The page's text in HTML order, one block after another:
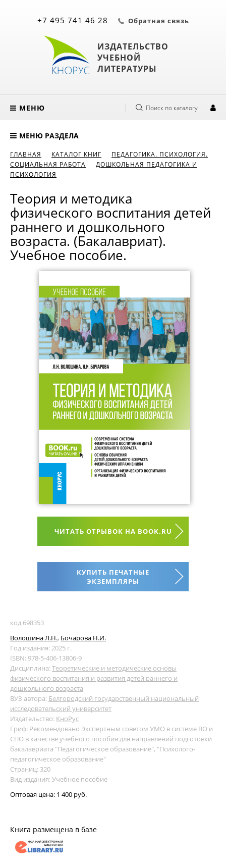
ИЗДАТЕЛЬСТВО
УЧЕБНОЙ
ЛИТЕРАТУРЫ
+7 495 741 46 28 Обратная связь
МЕНЮ Поиск по каталогу
МЕНЮ РАЗДЕЛА
ГЛАВНАЯ КАТАЛОГ КНИГ
ПЕДАГОГИКА. ПСИХОЛОГИЯ.
СОЦИАЛЬНАЯ РАБОТА
ДОШКОЛЬНАЯ ПЕДАГОГИКА И
ПСИХОЛОГИЯ
Теория и методика
физического воспитания детей
раннего и дошкольного
возраста. (Бакалавриат).
Учебное пособие.
ЧИТАТЬ ОТРЫВОК НА BOOK.RU
КУПИТЬ ПЕЧАТНЫЕ
ЭКЗЕМПЛЯРЫ
код 698353
Волошина Л.Н., Бочарова Н.И.
Год издания: 2025 г.
ISBN: 978-5-406-13806-9
Дисциплина:Теоретические и методические основы
физического воспитания и развития детей раннего и
дошкольного возраста
ВУЗ автора: Белгородский государственный национальный
исследовательский университет
Издательство: КноРус
Гриф: Рекомендовано Экспертным советом УМО в системе ВО и
СПО в качестве учебного пособия для направлений подготовки
бакалавриата "Педагогическое образование", "Психолого-
педагогическое образование"
Страниц: 320
Вид издания: Учебное пособие
Оптовая цена: 1 400 руб.
Книга размещена в базе